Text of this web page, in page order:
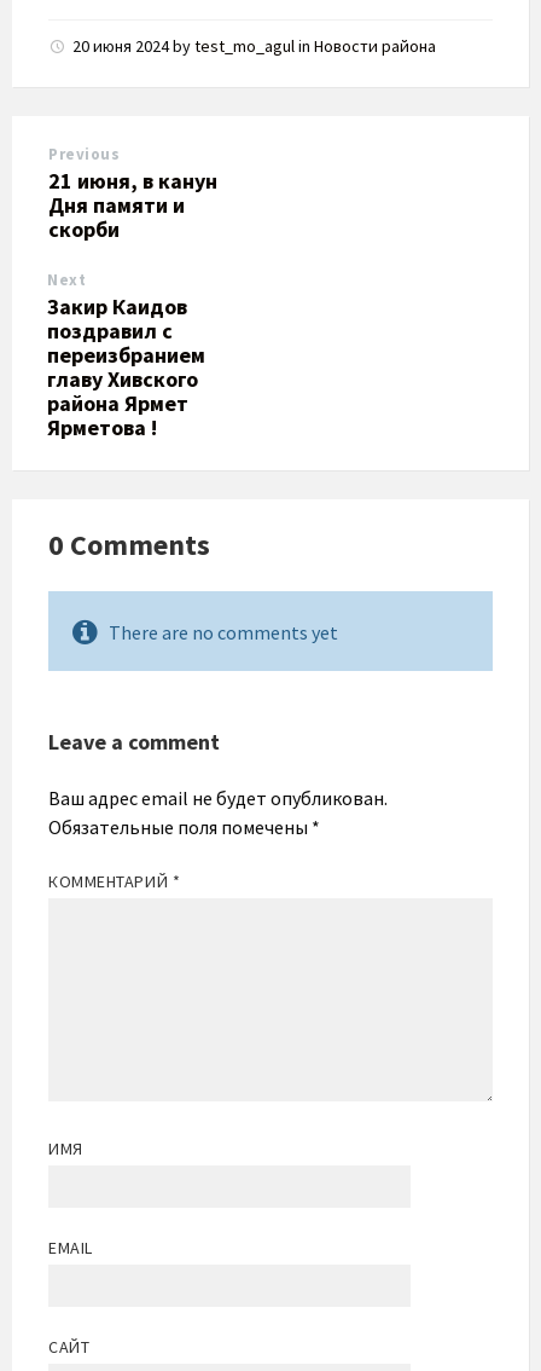
20 июня 2024bytest_mo_agulin Новости района
Previous
21 июня, в канун
Дня памяти и
скорби
Next
Закир Каидов
поздравил с
переизбранием
главу Хивского
района Ярмет
Ярметова !
0 Comments
There are no comments yet
Leave a comment
Ваш адрес email не будет опубликован.
Обязательные поля помечены *
КОММЕНТАРИЙ *
ИМЯ
EMAIL
САЙТ